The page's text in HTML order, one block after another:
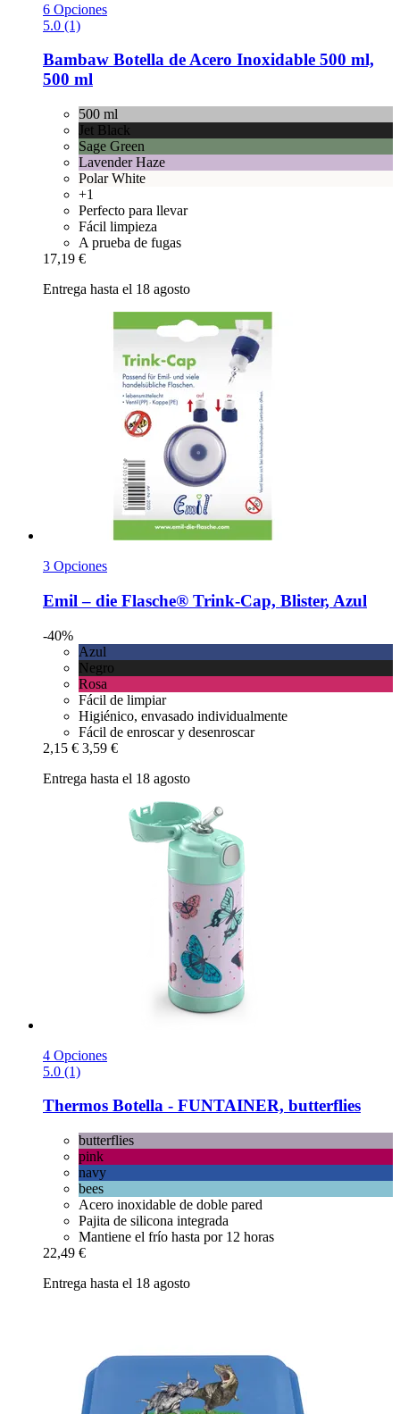
6 Opciones
5.0 (1)
Bambaw Botella de Acero Inoxidable 500 ml,
500 ml
500 ml
Jet Black
Sage Green
Lavender Haze
Polar White
+1
Perfecto para llevar
Fácil limpieza
A prueba de fugas
17,19 €
Entrega hasta el 18 agosto
3 Opciones
Emil – die Flasche® Trink-​Cap, Blister, Azul
-40%
Azul
Negro
Rosa
Fácil de limpiar
Higiénico, envasado individualmente
Fácil de enroscar y desenroscar
2,15 € 3,59 €
Entrega hasta el 18 agosto
4 Opciones
5.0 (1)
Thermos Botella -​ FUNTAINER, butterflies
butterflies
pink
navy
bees
Acero inoxidable de doble pared
Pajita de silicona integrada
Mantiene el frío hasta por 12 horas
22,49 €
Entrega hasta el 18 agosto